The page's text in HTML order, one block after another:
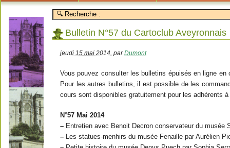
Bulletin N°57 du Cartoclub Aveyronnais
jeudi 15 mai 2014 parDumont
Vous pouvez consulter les bulletins épuisés en ligne
Pour les autres bulletins, il est possible de les
cours sont disponibles gratuitement pour les adhérents
N°57 Mai 2014
– Entretien avec Benoit Decron conservateur du musée
– Les statues-menhirs du musée Fenaille par Aurélien